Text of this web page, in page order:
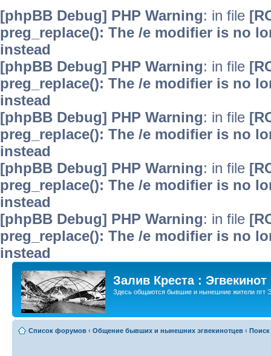
[phpBB Debug] PHP Warning: in file
preg_replace(): The /e modifier is no
instead
[phpBB Debug] PHP Warning: in file
preg_replace(): The /e modifier is no
instead
[phpBB Debug] PHP Warning: in file
preg_replace(): The /e modifier is no
instead
[phpBB Debug] PHP Warning: in file
preg_replace(): The /e modifier is no
instead
[phpBB Debug] PHP Warning: in file
preg_replace(): The /e modifier is no
instead
Залив Креста : Эгвекинот
Здесь общаются бывшие и нынешние жители пгт
Список форумов ‹ Общение бывших и нынешних эгвекинотцев ‹ Поиск